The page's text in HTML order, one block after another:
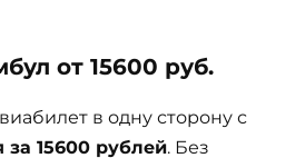
от 15600 руб.
в одну сторону с
за 15600 рублей. Без